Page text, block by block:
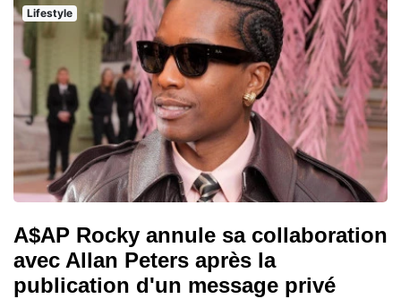
Lifestyle
A$AP Rocky annule sa collaboration
avec Allan Peters après la
publication d'un message privé